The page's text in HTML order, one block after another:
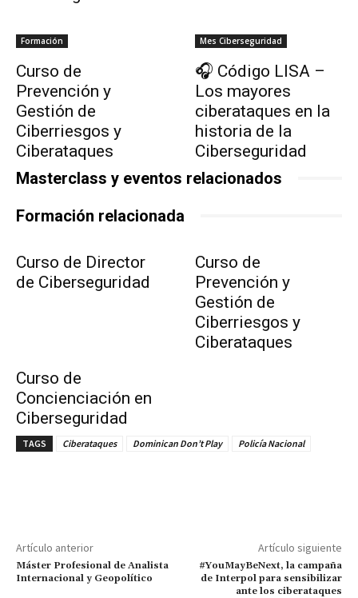
Formación
Curso de
Prevención y
Gestión de
Ciberriesgos y
Ciberataques
Mes Ciberseguridad
🎧 Código LISA –
Los mayores
ciberataques en la
historia de la
Ciberseguridad
Masterclass y eventos relacionados
Formación relacionada
Curso de Director
de Ciberseguridad
Curso de
Prevención y
Gestión de
Ciberriesgos y
Ciberataques
Curso de
Concienciación en
Ciberseguridad
TAGS Ciberataques Dominican Don’t Play Policía Nacional
Artículo anterior
Máster Profesional de Analista
Internacional y Geopolítico
Artículo siguiente
#YouMayBeNext, la campaña
de Interpol para sensibilizar
ante los ciberataques